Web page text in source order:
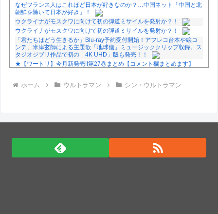
なぜフランス人はこれほど日本が好きなのか？…中国ネット「中国と北
朝鮮を除いて日本が好き」！
ウクライナがモスクワに向けて初の弾道ミサイルを発射か？！
ウクライナがモスクワに向けて初の弾道ミサイルを発射か？！
「君たちはどう生きるか」Blu-ray予約受付開始！アフレコ台本や絵コ
ンテ、米津玄師による主題歌「地球儀」ミュージッククリップ収録。ス
タジオジブリ作品で初の「4K UHD」版も発売！！
★【ワートリ】今月新発売!!第27巻まとめ【コメント欄まとめます】
験㊳」【コメント欄まとめます】【しばらく固定記事です】
ホーム ウルトラマン シン・ウルトラマン